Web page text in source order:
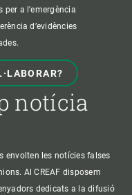
per a l'emergència
d’evidències
notícia
envolten les notícies falses
Al CREAF disposem
dedicats a la difusió